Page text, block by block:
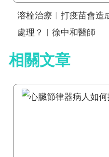
溶栓治療︱打疫苗會造
處理？︱徐中和醫師
相關文章